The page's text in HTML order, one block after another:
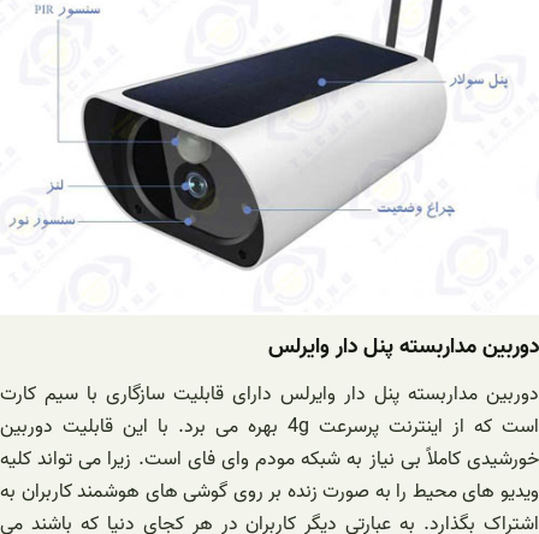
دوربین مداربسته پنل دار وایرلس
دوربین مداربسته پنل دار وایرلس دارای قابلیت سازگاری با سیم کارت
است که از اینترنت پرسرعت 4g بهره می برد. با این قابلیت دوربین
خورشیدی کاملاً بی نیاز به شبکه مودم وای فای است. زیرا می تواند کلیه
ویدیو های محیط را به صورت زنده بر روی گوشی های هوشمند کاربران به
اشتراک بگذارد. به عبارتی دیگر کاربران در هر کجای دنیا که باشند می